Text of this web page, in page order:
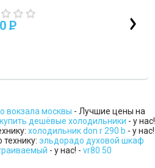
P
вокзала москвы - Лучшие цены на
дешёвые холодильники - у нас!
холодильник don r 290 b - у нас!
эльдорадо духовой шкаф
- у нас! - vr80 50